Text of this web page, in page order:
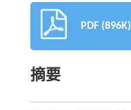
PDF (896K)
摘要